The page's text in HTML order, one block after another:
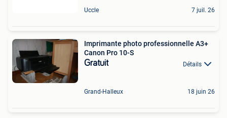
Uccle 7 juil. 26
Imprimante photo professionnelle A3+
Canon Pro 10-S
Gratuit Détails
Grand-Halleux 18 juin 26